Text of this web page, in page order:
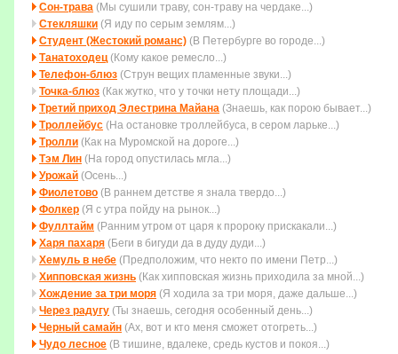
Сон-трава (Мы сушили траву, сон-траву на чердаке...)
Стекляшки (Я иду по серым землям...)
Студент (Жестокий романс) (В Петербурге во городе...)
Танатоходец(Кому какое ремесло...)
Телефон-блюз (Струн вещих пламенные звуки...)
Точка-блюз (Как жутко, что у точки нету площади...)
Третий приход Элестрина Майана (Знаешь, как порою бывает...)
Троллейбус (На остановке троллейбуса, в сером ларьке...)
Тролли (Как на Муромской на дороге...)
Тэм Лин (На город опустилась мгла...)
Урожай (Осень...)
Фиолетово (В раннем детстве я знала твердо...)
Фолкер (Я с утра пойду на рынок...)
Фуллтайм (Ранним утром от царя к пророку прискакали...)
Харя пахаря (Беги в бигуди да в дуду дуди...)
Хемуль в небе (Пpедположим, что некто по имени Петp...)
Хипповская жизнь (Как хипповская жизнь приходила за мной...)
Хождение за три моря (Я ходила за три моря, даже дальше...)
Через радугу (Ты знаешь, сегодня особенный день...)
Черный самайн (Ах, вот и кто меня сможет отогреть...)
Чудо лесное (В тишине, вдалеке, средь кустов и покоя...)